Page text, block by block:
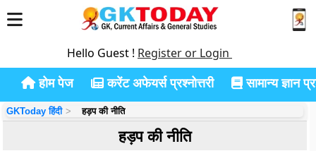
Hello Guest ! Register or Login
होम पेज करेंट अफेयर्स प्रश्नोत्तरी सामान्य ज्ञान
GKToday हिंदी हड़प की नीति
हड़प की नीति